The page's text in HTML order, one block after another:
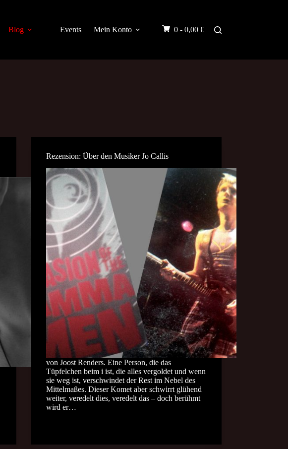
Blog Events Mein Konto 0 - 0,00 €
Rezension: Über den Musiker Jo Callis
von Joost Renders. Eine Person, die das
Tüpfelchen beim i ist, die alles vergoldet und wenn
sie weg ist, verschwindet der Rest im Nebel des
Mittelmaßes. Dieser Komet aber schwirrt glühend
weiter, veredelt dies, veredelt das – doch berühmt
wird er…